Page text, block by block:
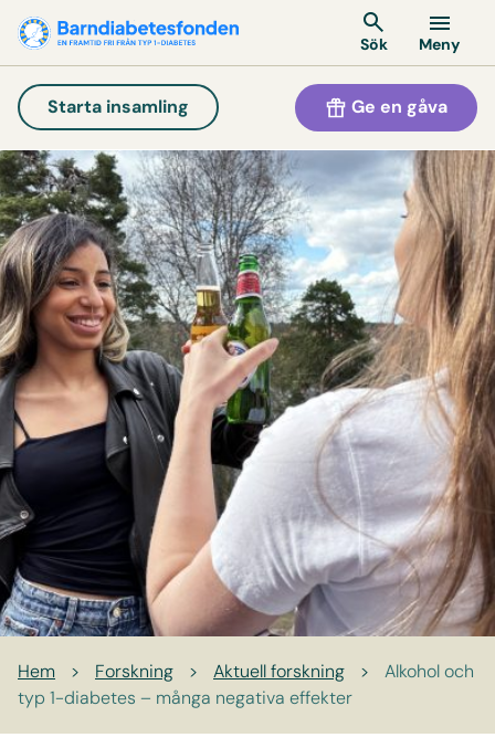
Sök Meny
Starta insamling Ge en gåva
Hem > Forskning > Aktuell forskning >
Alkohol och
typ 1-diabetes – många negativa effekter